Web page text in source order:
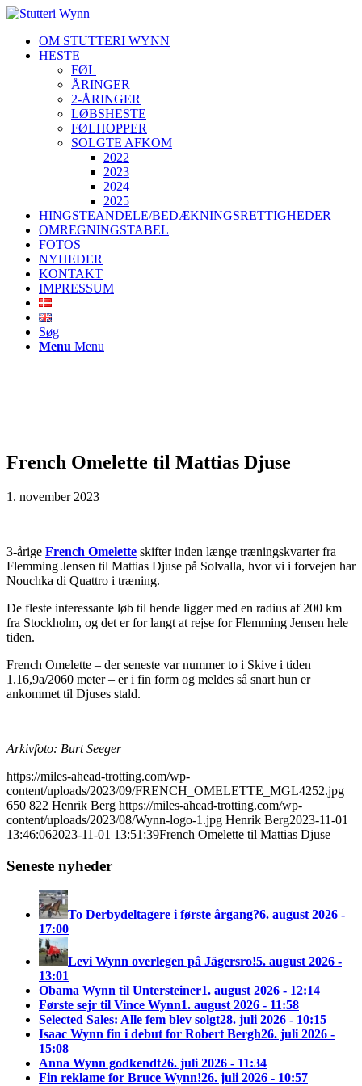
OM STUTTERI WYNN
HESTE
FØL
ÅRINGER
2-ÅRINGER
LØBSHESTE
FØLHOPPER
SOLGTE AFKOM
2022
2023
2024
2025
HINGSTEANDELE/BEDÆKNINGSRETTIGHEDER
OMREGNINGSTABEL
FOTOS
NYHEDER
KONTAKT
IMPRESSUM
Søg
Menu Menu
French Omelette til Mattias Djuse
1. november 2023
3-årige French Omelette skifter inden længe træningskvarter fra
Flemming Jensen til Mattias Djuse på Solvalla, hvor vi i forvejen har
Nouchka di Quattro i træning.
De fleste interessante løb til hende ligger med en radius af 200 km
fra Stockholm, og det er for langt at rejse for Flemming Jensen hele
tiden.
French Omelette – der seneste var nummer to i Skive i tiden
1.16,9a/2060 meter – er i fin form og meldes så snart hun er
ankommet til Djuses stald.
Arkivfoto: Burt Seeger
https://miles-ahead-trotting.com/wp-
content/uploads/2023/09/FRENCH_OMELETTE_MGL4252.jpg
650 822 Henrik Berg https://miles-ahead-trotting.com/wp-
content/uploads/2023/08/Wynn-logo-1.jpg Henrik Berg2023-11-01
13:46:062023-11-01 13:51:39French Omelette til Mattias Djuse
Seneste nyheder
To Derbydeltagere i første årgang?6. august 2026 -
17:00
Levi Wynn overlegen på Jägersro!5. august 2026 -
13:01
Obama Wynn til Untersteiner1. august 2026 - 12:14
Første sejr til Vince Wynn1. august 2026 - 11:58
Selected Sales: Alle fem blev solgt28. juli 2026 - 10:15
Isaac Wynn fin i debut for Robert Bergh26. juli 2026 -
15:08
Anna Wynn godkendt26. juli 2026 - 11:34
Fin reklame for Bruce Wynn!26. juli 2026 - 10:57